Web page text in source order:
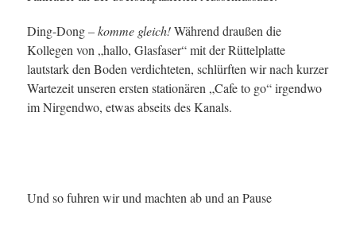
Ding-Dong– komme gleich!Während draußen die
Kollegen von „hallo, Glasfaser“ mit der Rüttelplatte
lautstark den Boden verdichteten, schlürften wir nach kurzer
Wartezeit unseren ersten stationären „Cafe to go“ irgendwo
im Nirgendwo, etwas abseits des Kanals.
Und so fuhren wir und machten ab und an Pause